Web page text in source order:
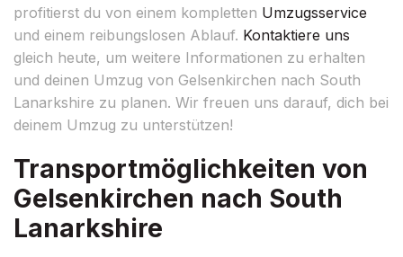
profitierst du von einem kompletten Umzugsservice
und einem reibungslosen Ablauf. Kontaktiere uns
gleich heute, um weitere Informationen zu erhalten
und deinen Umzug von Gelsenkirchen nach South
Lanarkshire zu planen. Wir freuen uns darauf, dich bei
deinem Umzug zu unterstützen!
Transportmöglichkeiten von
Gelsenkirchen nach South
Lanarkshire